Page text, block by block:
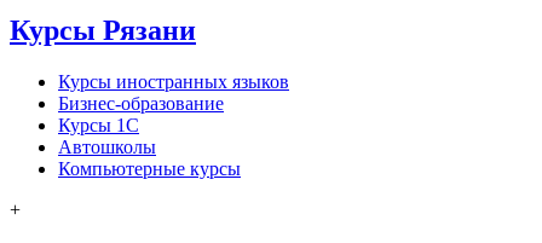
Курсы Рязани
Курсы иностранных языков
Бизнес-образование
Курсы 1С
Автошколы
Компьютерные курсы
+